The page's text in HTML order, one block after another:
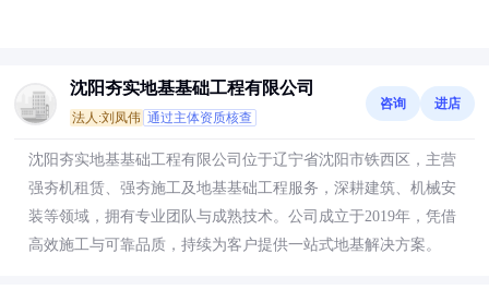
沈阳夯实地基基础工程有限公司
法人:刘凤伟 通过主体资质核查
咨询 进店
沈阳夯实地基基础工程有限公司位于辽宁省沈阳市铁西区，主营
强夯机租赁、强夯施工及地基基础工程服务，深耕建筑、机械安
装等领域，拥有专业团队与成熟技术。公司成立于2019年，凭借
高效施工与可靠品质，持续为客户提供一站式地基解决方案。